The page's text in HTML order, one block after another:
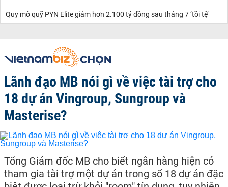
Quy mô quỹ PYN Elite giảm hơn 2.100 tỷ đồng sau tháng 7 ‘tồi tệ’
Lãnh đạo MB nói gì về việc tài trợ cho
18 dự án Vingroup, Sungroup và
Masterise?
Tổng Giám đốc MB cho biết ngân hàng hiện có
tham gia tài trợ một dự án trong số 18 dự án đặc